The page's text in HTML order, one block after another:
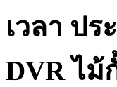
เวลา ป
DVR ไม้